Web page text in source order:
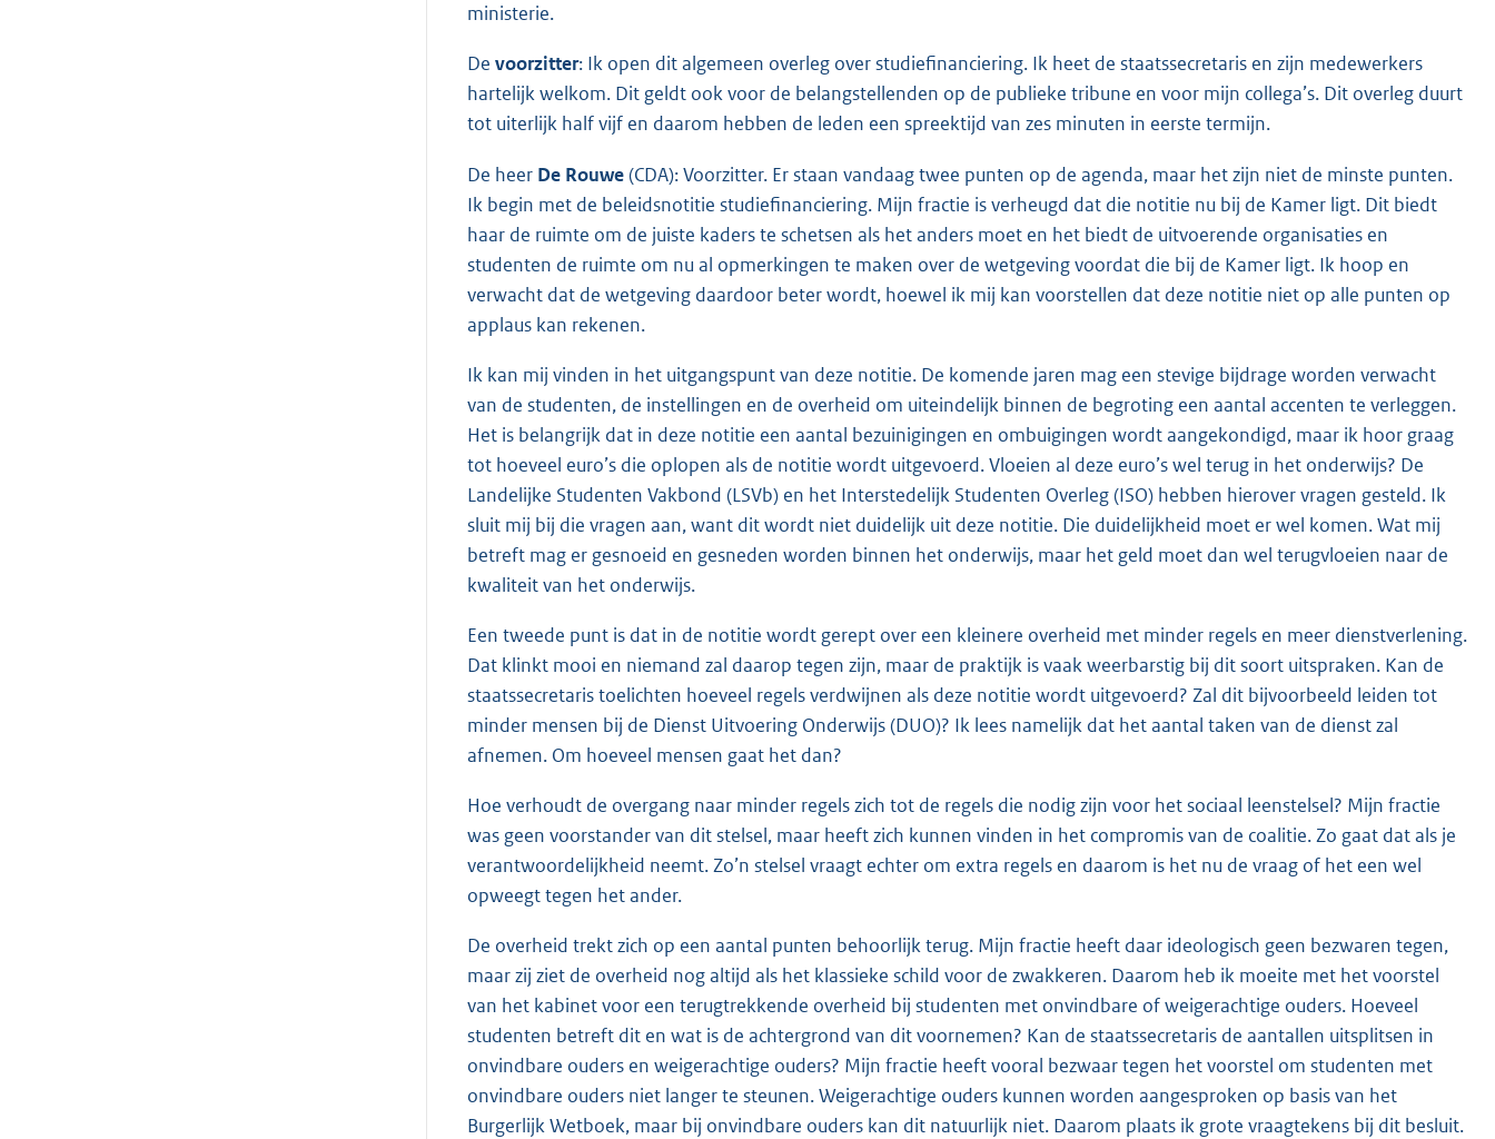
ministerie.
De voorzitter: Ik open dit algemeen overleg over studiefinanciering. Ik heet de staatssecretaris en zijn medewerkers
hartelijk welkom. Dit geldt ook voor de belangstellenden op de publieke tribune en voor mijn collega’s. Dit overleg duurt
tot uiterlijk half vijf en daarom hebben de leden een spreektijd van zes minuten in eerste termijn.
De heer De Rouwe(CDA): Voorzitter. Er staan vandaag twee punten op de agenda, maar het zijn niet de minste punten.
Ik begin met de beleidsnotitie studiefinanciering. Mijn fractie is verheugd dat die notitie nu bij de Kamer ligt. Dit biedt
haar de ruimte om de juiste kaders te schetsen als het anders moet en het biedt de uitvoerende organisaties en
studenten de ruimte om nu al opmerkingen te maken over de wetgeving voordat die bij de Kamer ligt. Ik hoop en
verwacht dat de wetgeving daardoor beter wordt, hoewel ik mij kan voorstellen dat deze notitie niet op alle punten op
applaus kan rekenen.
Ik kan mij vinden in het uitgangspunt van deze notitie. De komende jaren mag een stevige bijdrage worden verwacht
van de studenten, de instellingen en de overheid om uiteindelijk binnen de begroting een aantal accenten te verleggen.
Het is belangrijk dat in deze notitie een aantal bezuinigingen en ombuigingen wordt aangekondigd, maar ik hoor graag
tot hoeveel euro’s die oplopen als de notitie wordt uitgevoerd. Vloeien al deze euro’s wel terug in het onderwijs? De
Landelijke Studenten Vakbond (LSVb) en het Interstedelijk Studenten Overleg (ISO) hebben hierover vragen gesteld. Ik
sluit mij bij die vragen aan, want dit wordt niet duidelijk uit deze notitie. Die duidelijkheid moet er wel komen. Wat mij
betreft mag er gesnoeid en gesneden worden binnen het onderwijs, maar het geld moet dan wel terugvloeien naar de
kwaliteit van het onderwijs.
Een tweede punt is dat in de notitie wordt gerept over een kleinere overheid met minder regels en meer dienstverlening.
Dat klinkt mooi en niemand zal daarop tegen zijn, maar de praktijk is vaak weerbarstig bij dit soort uitspraken. Kan de
staatssecretaris toelichten hoeveel regels verdwijnen als deze notitie wordt uitgevoerd? Zal dit bijvoorbeeld leiden tot
minder mensen bij de Dienst Uitvoering Onderwijs (DUO)? Ik lees namelijk dat het aantal taken van de dienst zal
afnemen. Om hoeveel mensen gaat het dan?
Hoe verhoudt de overgang naar minder regels zich tot de regels die nodig zijn voor het sociaal leenstelsel? Mijn fractie
was geen voorstander van dit stelsel, maar heeft zich kunnen vinden in het compromis van de coalitie. Zo gaat dat als je
verantwoordelijkheid neemt. Zo’n stelsel vraagt echter om extra regels en daarom is het nu de vraag of het een wel
opweegt tegen het ander.
De overheid trekt zich op een aantal punten behoorlijk terug. Mijn fractie heeft daar ideologisch geen bezwaren tegen,
maar zij ziet de overheid nog altijd als het klassieke schild voor de zwakkeren. Daarom heb ik moeite met het voorstel
van het kabinet voor een terugtrekkende overheid bij studenten met onvindbare of weigerachtige ouders. Hoeveel
studenten betreft dit en wat is de achtergrond van dit voornemen? Kan de staatssecretaris de aantallen uitsplitsen in
onvindbare ouders en weigerachtige ouders? Mijn fractie heeft vooral bezwaar tegen het voorstel om studenten met
onvindbare ouders niet langer te steunen. Weigerachtige ouders kunnen worden aangesproken op basis van het
Burgerlijk Wetboek, maar bij onvindbare ouders kan dit natuurlijk niet. Daarom plaats ik grote vraagtekens bij dit besluit.